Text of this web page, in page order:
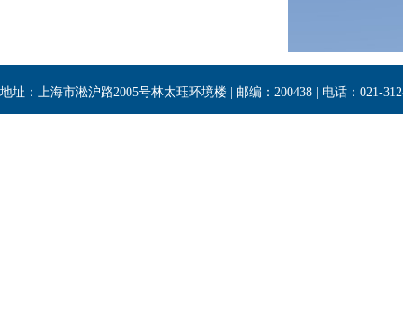
地址：上海市淞沪路2005号林太珏环境楼 | 邮编：200438 | 电话：021-